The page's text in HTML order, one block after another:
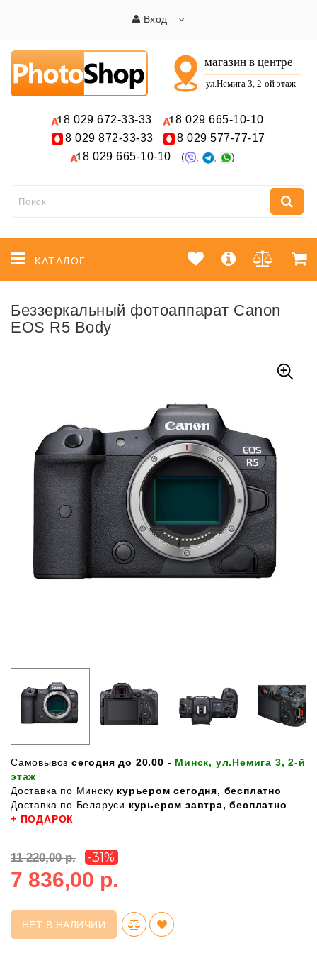
Вход
8 029 672-33-33 8 029 665-10-10
8 029 872-33-33 8 029 577-77-17
8 029 665-10-10 ( , , )
КАТАЛОГ
Беззеркальный фотоаппарат Canon
EOS R5 Body
Самовывоз сегодня до 20.00 - Минск, ул.Немига 3, 2-й
этаж
Доставка по Минску курьером сегодня, бесплатно
Доставка по Беларуси курьером завтра, бесплатно
+ ПОДАРОК
11 220,00 р. -31%
7 836,00 р.
НЕТ В НАЛИЧИИ